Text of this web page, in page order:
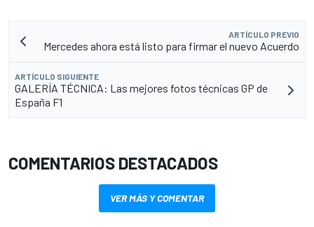
ARTÍCULO PREVIO
Mercedes ahora está listo para firmar el nuevo Acuerdo
ARTÍCULO SIGUIENTE
GALERÍA TÉCNICA: Las mejores fotos técnicas GP de
España F1
COMENTARIOS DESTACADOS
VER MÁS Y COMENTAR